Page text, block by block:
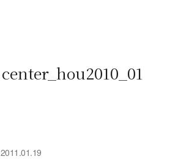
center_hou2010_01
2011.01.19